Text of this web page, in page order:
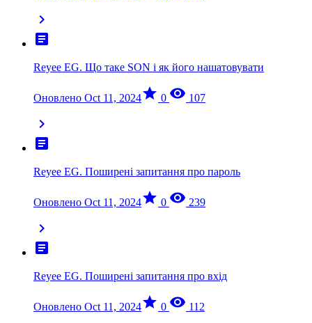
chevron_right
article
Reyee EG. Що таке SON і як його нашатовувати
Оновлено Oct 11, 2024star 0 visibility 107
chevron_right
article
Reyee EG. Поширені запитання про пароль
Оновлено Oct 11, 2024star 0 visibility 239
chevron_right
article
Reyee EG. Поширені запитання про вхід
Оновлено Oct 11, 2024star 0 visibility 112